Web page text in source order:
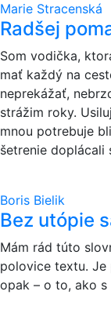
Marie Stracenská
Radšej
Som vodička,
mať každý na
neprekážať,
strážim roky.
mnou potrebuje
šetrenie doplácali
Boris Bielik
Bez utópie
Mám rád túto
polovice textu. Je
opak – o to, ako